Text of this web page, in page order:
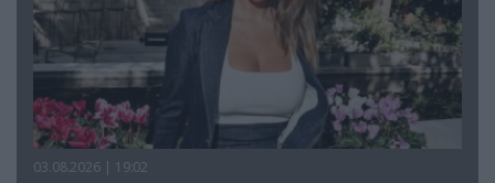
03.08.2026 | 19:02